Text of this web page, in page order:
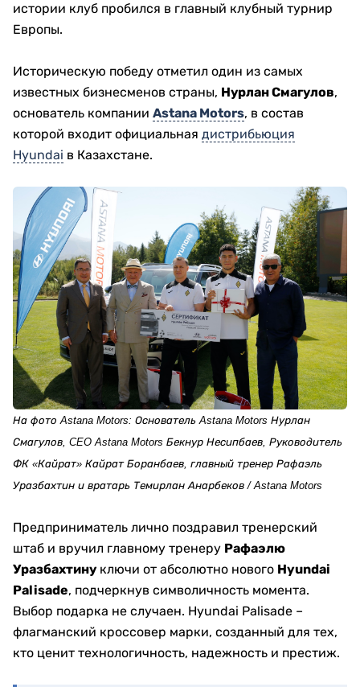
истории клуб пробился в главный клубный турнир
Европы.
Историческую победу отметил один из самых
известных бизнесменов страны, Нурлан Смагулов,
основатель компании Astana Motors, в состав
которой входит официальная дистрибьюция
Hyundai в Казахстане.
На фото Astana Motors: Основатель Astana Motors Нурлан
Смагулов, CEO Astana Motors Бекнур Несипбаев, Руководитель
ФК «Кайрат» Кайрат Боранбаев, главный тренер Рафаэль
Уразбахтин и вратарь Темирлан Анарбеков / Astana Motors
Предприниматель лично поздравил тренерский
штаб и вручил главному тренеру Рафаэлю
Уразбахтину ключи от абсолютно нового Hyundai
Palisade, подчеркнув символичность момента.
Выбор подарка не случаен. Hyundai Palisade –
флагманский кроссовер марки, созданный для тех,
кто ценит технологичность, надежность и престиж.